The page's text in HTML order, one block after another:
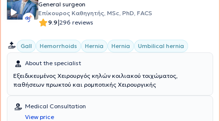
General surgeon
Επίκουρος Καθηγητής, MSc, PhD, FACS
9.9|296 reviews
Gall Hemorrhoids Hernia Hernia Umbilical hernia
About the specialist
Εξειδικευμένος Χειρουργός κηλών κοιλιακού τοιχώματος,
παθήσεων πρωκτού και ρομποτικής Χειρουργικής
Medical Consultation
View price